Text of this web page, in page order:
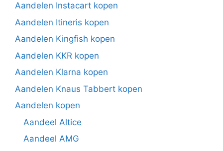
Aandelen Instacart kopen
Aandelen Itineris kopen
Aandelen Kingfish kopen
Aandelen KKR kopen
Aandelen Klarna kopen
Aandelen Knaus Tabbert kopen
Aandelen kopen
Aandeel Altice
Aandeel AMG